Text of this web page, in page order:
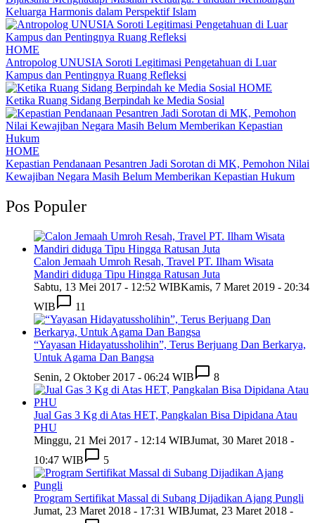
Keluarga Harmonis dalam Perspektif Islam
HOME
Antropolog UNUSIA Soroti Legitimasi Pengetahuan di Luar
Kampus dan Pentingnya Ruang Refleksi
HOME
Ketika Ruang Sidang Berpindah ke Media Sosial
HOME
Kepastian Pendanaan Pesantren Jadi Sorotan di MK, Pemohon Nilai
Kewajiban Negara Masih Belum Memberikan Kepastian Hukum
Pos Populer
Calon Jemaah Umroh Resah, Travel PT. Ilham Wisata
Mandiri diduga Tipu Hingga Ratusan Juta
Sabtu, 13 Mei 2017 - 12:52 WIBKamis, 7 Maret 2019 - 20:34
WIB
11
“Yayasan Hidayatussholihin”, Terus Berjuang Dan Berkarya,
Untuk Agama Dan Bangsa
Senin, 2 Oktober 2017 - 06:24 WIB
8
Jual Gas 3 Kg di Atas HET, Pangkalan Bisa Dipidana Atau
PHU
Minggu, 21 Mei 2017 - 12:14 WIBJumat, 30 Maret 2018 -
10:47 WIB
5
Program Sertifikat Massal di Subang Dijadikan Ajang Pungli
Jumat, 23 Maret 2018 - 17:31 WIBJumat, 23 Maret 2018 -